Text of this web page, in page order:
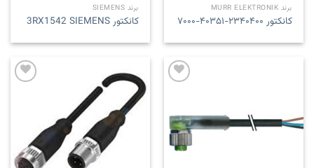
برند MURR ELEKTRONIK
کانکتور ۲۳۴۰۴۰۰-۴۰۳۵۱-۷۰۰۰
برند SIEMENS
کانکتور 3RX1542 SIEMENS
Add to
wishlist